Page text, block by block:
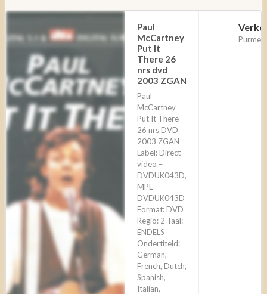
Paul
McCartney
Put It
There 26
nrs dvd
2003 ZGAN
Paul
McCartney
Put It There
26 nrs DVD
2003 ZGAN
Label: Direct
video –
DVDUK043D,
MPL –
DVDUK043D
Format: DVD
Regio: 2 Taal:
ENDELS
Ondertiteld:
German,
French, Dutch,
Spanish,
Italian,